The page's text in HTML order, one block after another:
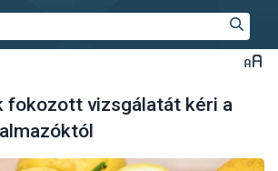
fokozott vizsgálatát kéri a